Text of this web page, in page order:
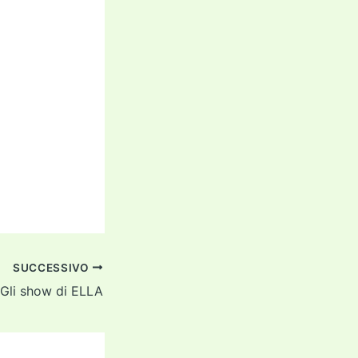
SUCCESSIVO
Gli show di ELLA